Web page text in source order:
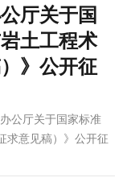
厅关于国
土工程术
》公开征
公厅关于国家标准
求意见稿）》公开征